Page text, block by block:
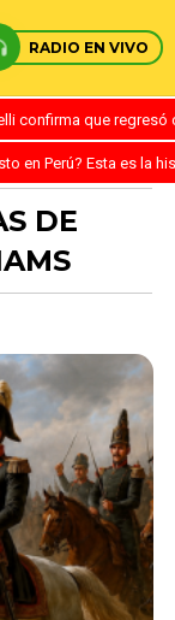
RADIO EN VIVO
confirma que
en Perú? Esta es la
DE